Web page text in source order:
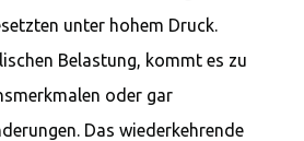
unter hohem Druck.
Belastung, kommt es zu
oder gar
Das wiederkehrende